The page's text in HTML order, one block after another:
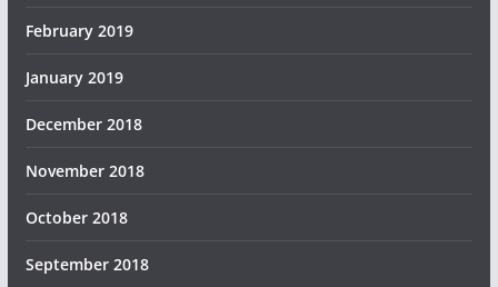
February 2019
January 2019
December 2018
November 2018
October 2018
September 2018